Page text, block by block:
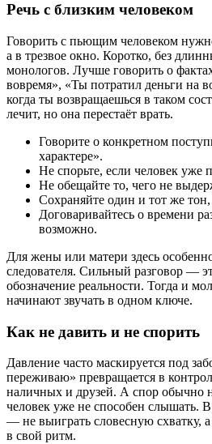
Речь с близким человеком
Говорить с пьющим человеком
а в трезвое окно. Коротко, без
монологов. Лучше говорить о
вовремя», «Ты потратил деньги на
когда ты возвращаешься в таком
лечит, но она перестаёт врать.
Говорите о конкретном
характере».
Не спорьте, если человек уже
Не обещайте то, чего не
Сохраняйте один и тот же
Договаривайтесь о времени
возможно.
Для жены или матери здесь
следователя. Сильный разговор —
обозначение реальности. Тогда и
начинают звучать в одном ключе.
Как не давить и не спорить
Давление часто маскируется под
переживаю» превращается в
наличных и друзей. А спор обычно
человек уже не способен слышать. В
— не выиграть словесную схватку, а
в свой ритм.